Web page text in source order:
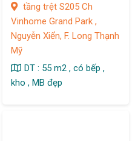
tầng trệt S205 Ch
Vinhome Grand Park ,
Nguyễn Xiển, F. Long Thạnh
Mỹ
DT : 55 m2 , có bếp ,
kho , MB đẹp